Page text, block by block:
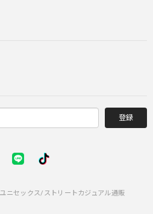
登録
ニセックス/ストリートカジュアル通販